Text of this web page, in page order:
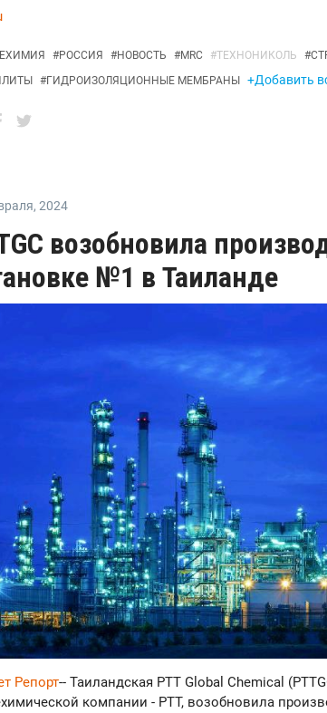
#РОССИЯ #НОВОСТЬ #MRC #ТЕХНОНИКОЛЬ #
#ГИДРОИЗОЛЯЦИОННЫЕ МЕМБРАНЫ +Добавить
, 2024
возобновила
№1 в Таиланде
Репорт-- Таиландская PTT Global Chemical
компании - PTT, возобновила